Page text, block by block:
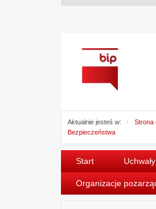
Aktualnie jesteś w: Strona
Bezpieczeństwa
Start
Organizacje